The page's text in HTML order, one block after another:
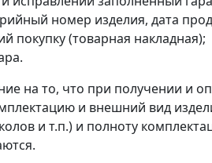
номер изделия, дата
покупку (товарная накладная);
на то, что при получении и
и внешний вид
и т.п.) и полноту